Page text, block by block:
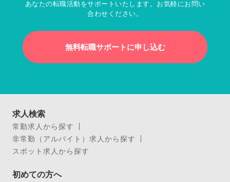
あなたの転職活動をサポートいたします。お気軽にお問い
合わせください。
無料転職サポートに申し込む
求人検索
常勤求人から探す
非常勤（アルバイト）求人から探す
スポット求人から探す
初めての方へ